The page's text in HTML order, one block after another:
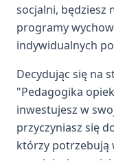
socjalni, będziesz
programy
indywidualnych
Decydując się na
"Pedagogika
inwestujesz w
przyczyniasz się
którzy potrzebują